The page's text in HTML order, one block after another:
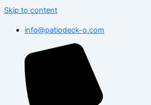
Skip to content
info@patiodeck-o.com